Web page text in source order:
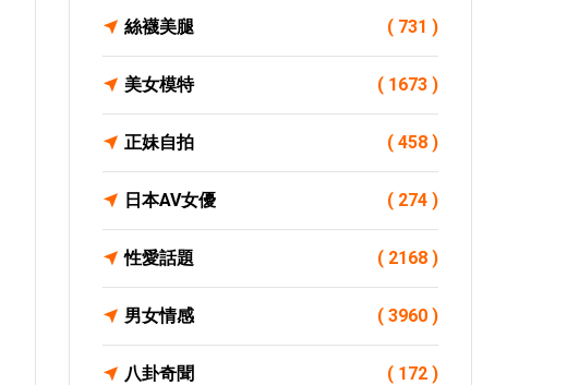
絲襪美腿 ( 731 )
美女模特 ( 1673 )
正妹自拍 ( 458 )
日本AV女優 ( 274 )
性愛話題 ( 2168 )
男女情感 ( 3960 )
八卦奇聞 ( 172 )